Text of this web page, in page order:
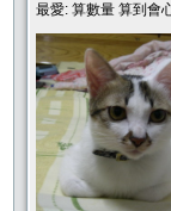
最愛: 算數量 算到會